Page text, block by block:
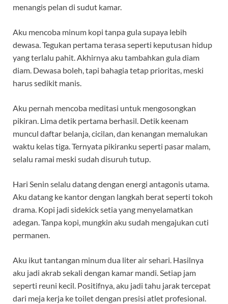
menangis pelan di sudut kamar.
Aku mencoba minum kopi tanpa gula supaya lebih
dewasa. Tegukan pertama terasa seperti keputusan hidup
yang terlalu pahit. Akhirnya aku tambahkan gula diam
diam. Dewasa boleh, tapi bahagia tetap prioritas, meski
harus sedikit manis.
Aku pernah mencoba meditasi untuk mengosongkan
pikiran. Lima detik pertama berhasil. Detik keenam
muncul daftar belanja, cicilan, dan kenangan memalukan
waktu kelas tiga. Ternyata pikiranku seperti pasar malam,
selalu ramai meski sudah disuruh tutup.
Hari Senin selalu datang dengan energi antagonis utama.
Aku datang ke kantor dengan langkah berat seperti tokoh
drama. Kopi jadi sidekick setia yang menyelamatkan
adegan. Tanpa kopi, mungkin aku sudah mengajukan cuti
permanen.
Aku ikut tantangan minum dua liter air sehari. Hasilnya
aku jadi akrab sekali dengan kamar mandi. Setiap jam
seperti reuni kecil. Positifnya, aku jadi tahu jarak tercepat
dari meja kerja ke toilet dengan presisi atlet profesional.